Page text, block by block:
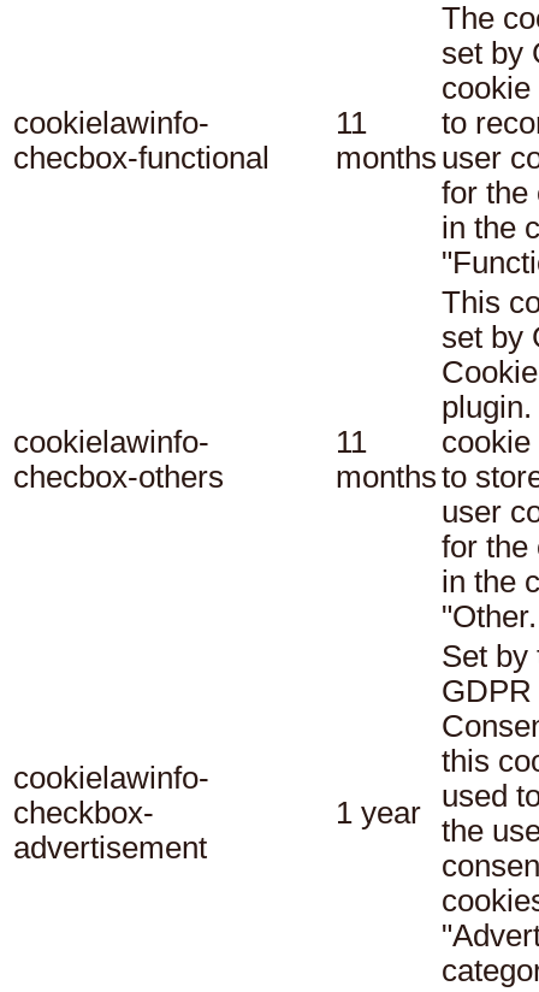
cookielawinfo-
checbox-functional
11
months
The
set by
cookie
to
user
for the
in the
cookielawinfo-
checbox-others
11
months
This
set by
cookie
to
user
for the
in the
"Other.
cookielawinfo-
checkbox-
advertisement
1 year
Set by
this
used
the